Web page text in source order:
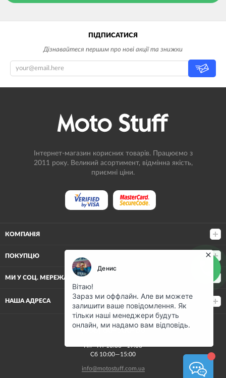
ПІДПИСАТИСЯ
Дізнавайтеся першим про нові акції та знижки
Інтернет-магазин корисних товарів. Працюємо з
2011 року. Великий асортимент, відмінна якість,
приємні ціни.
КОМПАНІЯ
ПОКУПЦЮ
МИ У СОЦ. МЕРЕЖАХ
НАША АДРЕСА
(068) 80-500-80
Пн—Пт 10:00—19:00
Сб 10:00—15:00
info@motostuff.com.ua